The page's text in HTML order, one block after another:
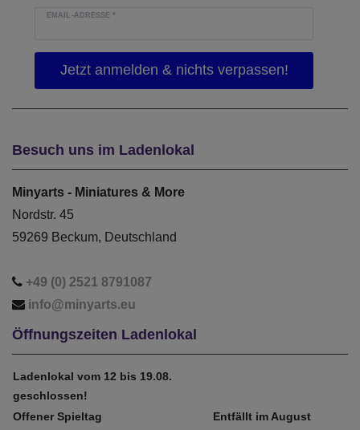
EMAIL-ADRESSE*
Besuch uns im Ladenlokal
Minyarts - Miniatures & More
Nordstr. 45
59269 Beckum, Deutschland
+49 (0) 2521 8791087
info@minyarts.eu
Öffnungszeiten Ladenlokal
Ladenlokal vom 12 bis 19.08.
geschlossen!
Offener Spieltag
Entfällt im August